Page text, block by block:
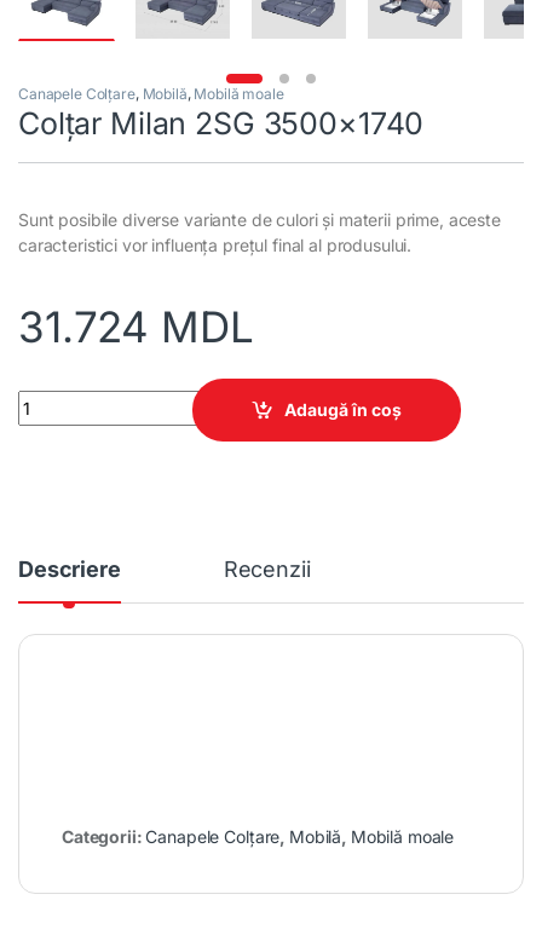
Canapele Colțare, Mobilă, Mobilă moale
Colțar Milan 2SG 3500×1740
Sunt posibile diverse variante de culori și materii prime, aceste
caracteristici vor influența prețul final al produsului.
31.724 MDL
Colțar Milan 2SG 3500x1740 quantity
Adaugă în coș
Descriere Recenzii
Categorii:Canapele Colțare, Mobilă, Mobilă moale